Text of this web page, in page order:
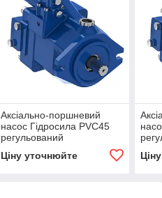
Аксіально-поршневий
насос Гідросила PVC45
регульований
Ціну уточнюйте